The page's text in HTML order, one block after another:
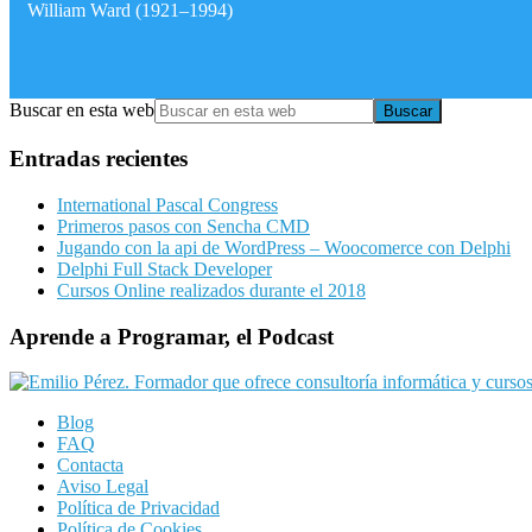
William Ward (1921–1994)
Buscar en esta web
Entradas recientes
International Pascal Congress
Primeros pasos con Sencha CMD
Jugando con la api de WordPress – Woocomerce con Delphi
Delphi Full Stack Developer
Cursos Online realizados durante el 2018
Aprende a Programar, el Podcast
Blog
FAQ
Contacta
Aviso Legal
Política de Privacidad